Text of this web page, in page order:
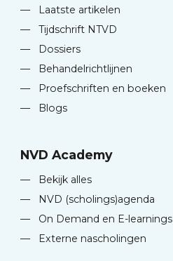
—
Laatste artikelen
—
Tijdschrift NTVD
—
Dossiers
—
Behandelrichtlijnen
—
Proefschriften en boeken
—
Blogs
NVD Academy
—
Bekijk alles
—
NVD (scholings)agenda
—
On Demand en E-learnings
—
Externe nascholingen